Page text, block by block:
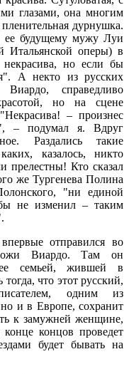
глазами, она многим
дурнушка.
ее будущему мужу Луи
Итальянской оперы) в
но если бы
А некто из русских
Виардо, справедливо
но на сцене
– произнес
– подумал я. Вдруг
Раздались такие
казалось, никто
прелестны! Кто сказал
же Тургенева Полина
"ни единой
не изменил – таким
отправился во
Виардо. Там он
семьей, жившей в
что этот русский,
одним из
и в Европе, сохранит
к замужней женщине,
концов проведет
будет бывать на